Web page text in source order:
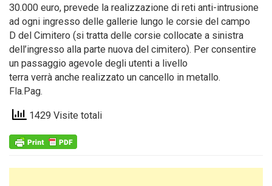
30.000 euro, prevede la realizzazione di reti anti-intrusione
ad ogni ingresso delle gallerie lungo le corsie del campo
D del Cimitero (si tratta delle corsie collocate a sinistra
dell’ingresso alla parte nuova del cimitero). Per consentire
un passaggio agevole degli utenti a livello
terra verrà anche realizzato un cancello in metallo.
Fla.Pag.
1429 Visite totali